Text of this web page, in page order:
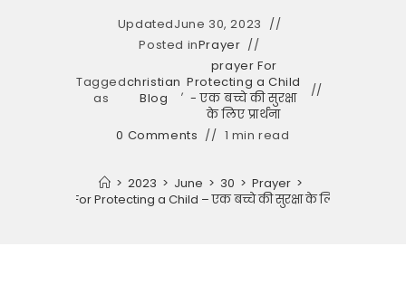
UpdatedJune 30, 2023
Posted inPrayer
Tagged
as
christian
Blog
,
prayer For
Protecting a Child
- एक बच्चे की सुरक्षा
के लिए प्रार्थना
0 Comments
1 min read
> 2023 > June > 30 > Prayer >
prayer For Protecting a Child – एक बच्चे की सुरक्षा के लिए प्रार्थना